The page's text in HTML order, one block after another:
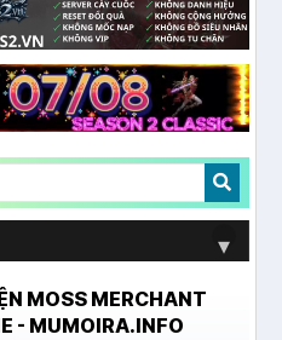
▾
MOSS MERCHANT
- MUMOIRA.INFO